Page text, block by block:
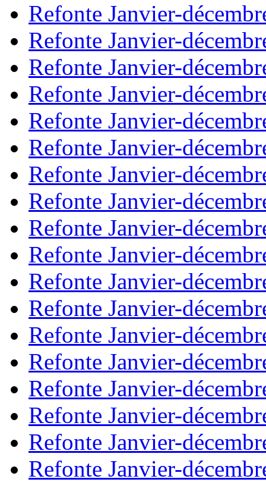
Refonte Janvier-
Refonte Janvier-
Refonte Janvier-
Refonte Janvier-
Refonte Janvier-
Refonte Janvier-
Refonte Janvier-
Refonte Janvier-
Refonte Janvier-
Refonte Janvier-
Refonte Janvier-
Refonte Janvier-
Refonte Janvier-
Refonte Janvier-
Refonte Janvier-
Refonte Janvier-
Refonte Janvier-
Refonte Janvier-